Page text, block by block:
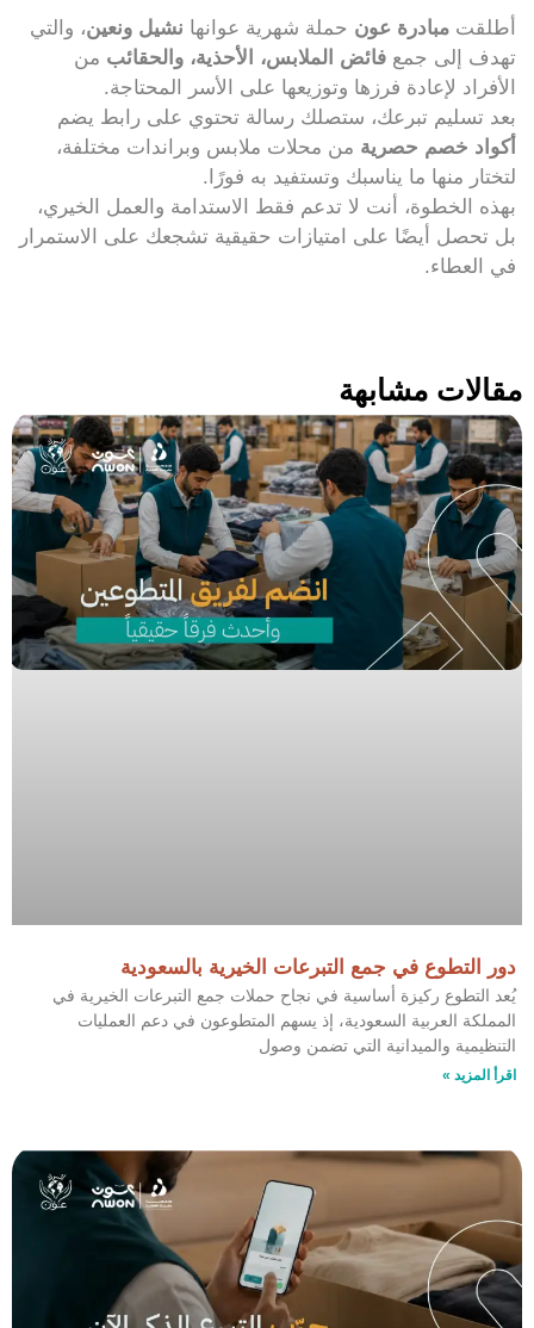
أطلقت مبادرة عون حملة شهرية عوانها نشيل ونعين، والتي
تهدف إلى جمع فائض الملابس، الأحذية، والحقائب من
الأفراد لإعادة فرزها وتوزيعها على الأسر المحتاجة.
بعد تسليم تبرعك، ستصلك رسالة تحتوي على رابط يضم
أكواد خصم حصرية من محلات ملابس وبراندات مختلفة،
لتختار منها ما يناسبك وتستفيد به فورًا.
بهذه الخطوة، أنت لا تدعم فقط الاستدامة والعمل الخيري،
بل تحصل أيضًا على امتيازات حقيقية تشجعك على الاستمرار
في العطاء.
مقالات مشابهة
دور التطوع في جمع التبرعات الخيرية بالسعودية
يُعد التطوع ركيزة أساسية في نجاح حملات جمع التبرعات الخيرية في
المملكة العربية السعودية، إذ يسهم المتطوعون في دعم العمليات
التنظيمية والميدانية التي تضمن وصول
اقرأ المزيد »